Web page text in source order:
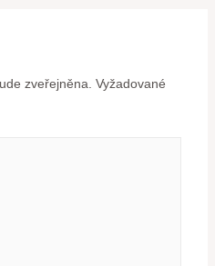
zveřejněna. Vyžadované